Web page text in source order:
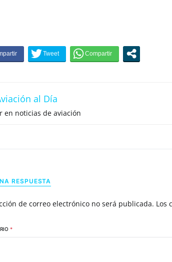
al Día
en noticias de aviación
RESPUESTA
de correo electrónico no será publicada. Los
*